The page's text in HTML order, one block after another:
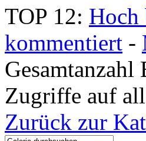
TOP 12: Hoch
kommentiert -
Zugriffe auf
Zurück zur